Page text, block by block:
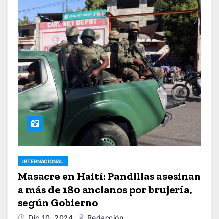
INTERNACIONAL
Masacre en Haití: Pandillas asesinan
a más de 180 ancianos por brujería,
según Gobierno
Dic 10, 2024 Redacción